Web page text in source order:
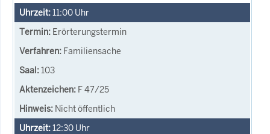
11:00 Uhr
Erörterungstermin
Familiensache
103
F 47/25
Nicht öffentlich
12:30 Uhr